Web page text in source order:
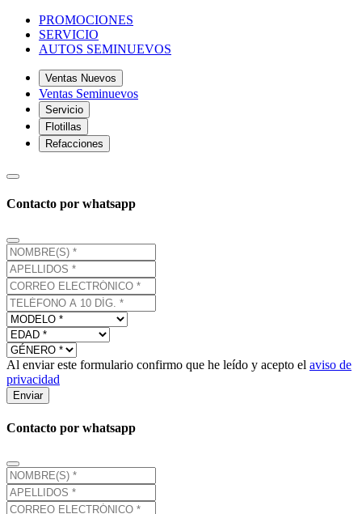
PROMOCIONES
SERVICIO
AUTOS SEMINUEVOS
Ventas Nuevos
Ventas Seminuevos
Servicio
Flotillas
Refacciones
Contacto por whatsapp
Al enviar este formulario confirmo que he leído y acepto el aviso de
privacidad
Enviar
Contacto por whatsapp